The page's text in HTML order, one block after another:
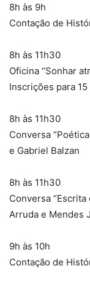
8h às 9h
Contação de
8h às 11h30
Oficina “Sonhar
Inscrições para
8h às 11h30
Conversa
e Gabriel Balzan
8h às 11h30
Conversa
Arruda e Mendes
9h às 10h
Contação de